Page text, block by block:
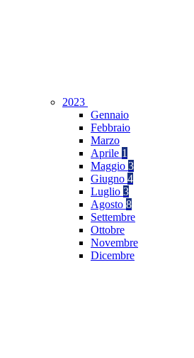
2023
Gennaio
Febbraio
Marzo
Aprile 1
Maggio 3
Giugno 4
Luglio 3
Agosto 8
Settembre
Ottobre
Novembre
Dicembre